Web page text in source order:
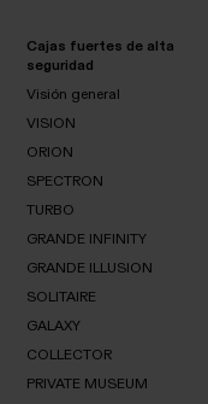
Cajas fuertes de alta
seguridad
Visión general
VISION
VISION
ORION
ORION
SPECTRON
SPECTRON
TURBO
TURBO
GRANDE INFINITY
GRANDE
GRANDE ILLUSION
SOLITAIRE
SOLITAIRE
GALAXY
GALAXY
COLLECTOR
COLLECTOR
PRIVATE MUSEUM